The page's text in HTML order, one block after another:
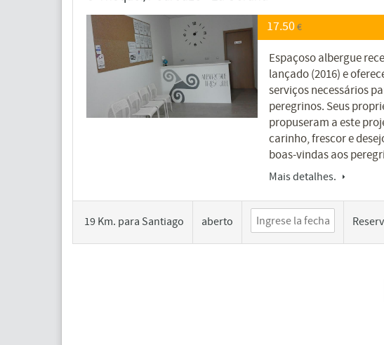
17.50€
Espaçoso albergue
lançado (2016) e
serviços necessários
peregrinos. Seus
propuseram a este
carinho, frescor e
boas-vindas aos
Mais detalhes.
19 Km. para Santiago aberto